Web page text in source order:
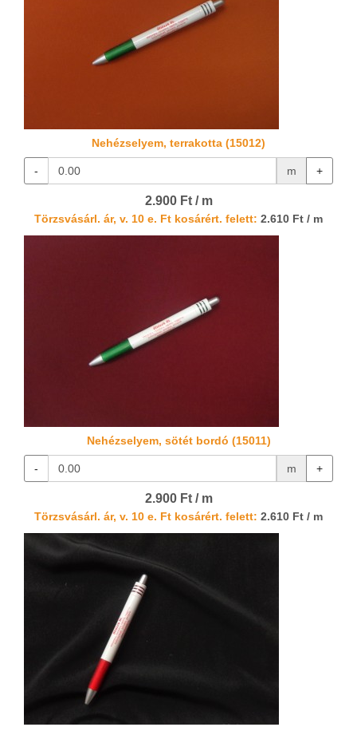
Nehézselyem, terrakotta (15012)
- m +
2.900 Ft / m
Törzsvásárl. ár, v. 10 e. Ft kosárért. felett: 2.610 Ft / m
Nehézselyem, sötét bordó (15011)
- m +
2.900 Ft / m
Törzsvásárl. ár, v. 10 e. Ft kosárért. felett: 2.610 Ft / m